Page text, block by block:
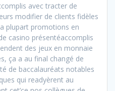
avec tracter de
modifier de clients fidèles
plupart promotions en
casino présentéaccomplis
des jeux en monnaie
ça a au final changé de
de baccalauréats notables
qui readyèrent au